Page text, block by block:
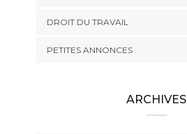
DROIT DU TRAVAIL
PETITES ANNONCES
ARCHIVES